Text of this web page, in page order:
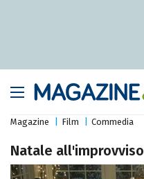
Magazine Film Commedia
Natale all'improvviso